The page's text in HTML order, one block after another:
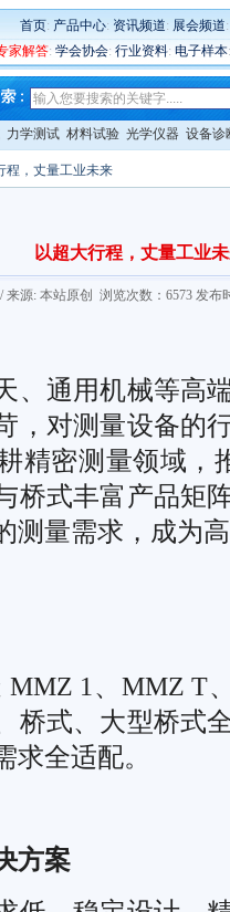
首页: 产品中心: 资讯频道: 展会频道
家解答: 学会协会: 行业资料: 电子样本
力学测试 材料试验 光学仪器 设备诊
程，丈量工业未来
以超大行程，丈量工业
来源: 本站原创 浏览次数：6573 发布
、通用机械等高
，对测量设备的
精密测量领域，
桥式丰富产品矩
测量需求，成为
MMZ 1、MMZ T
桥式、大型桥式
全适配。
方案